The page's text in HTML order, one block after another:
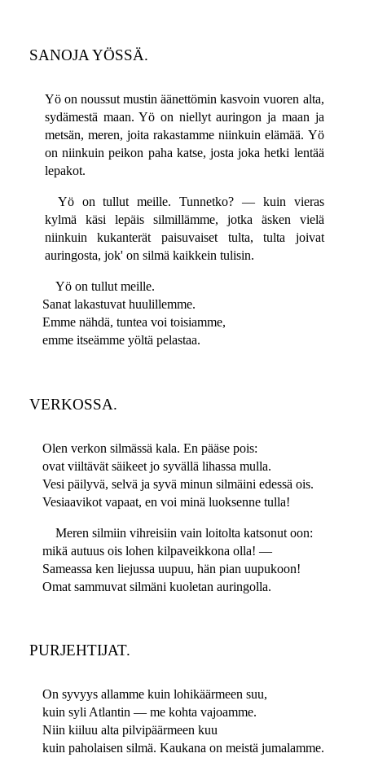
SANOJA YÖSSÄ.
Yö on noussut mustin äänettömin kasvoin vuoren alta,
sydämestä maan. Yö on niellyt auringon ja maan ja
metsän, meren, joita rakastamme niinkuin elämää. Yö
on niinkuin peikon paha katse, josta joka hetki lentää
lepakot.
Yö on tullut meille. Tunnetko? — kuin vieras
kylmä käsi lepäis silmillämme, jotka äsken vielä
niinkuin kukanterät paisuvaiset tulta, tulta joivat
auringosta, jok' on silmä kaikkein tulisin.
Yö on tullut meille.
Sanat lakastuvat huulillemme.
Emme nähdä, tuntea voi toisiamme,
emme itseämme yöltä pelastaa.
VERKOSSA.
Olen verkon silmässä kala. En pääse pois:
ovat viiltävät säikeet jo syvällä lihassa mulla.
Vesi päilyvä, selvä ja syvä minun silmäini edessä ois.
Vesiaavikot vapaat, en voi minä luoksenne tulla!
Meren silmiin vihreisiin vain loitolta katsonut oon:
mikä autuus ois lohen kilpaveikkona olla! —
Sameassa ken liejussa uupuu, hän pian uupukoon!
Omat sammuvat silmäni kuoletan auringolla.
PURJEHTIJAT.
On syvyys allamme kuin lohikäärmeen suu,
kuin syli Atlantin — me kohta vajoamme.
Niin kiiluu alta pilvipäärmeen kuu
kuin paholaisen silmä. Kaukana on meistä jumalamme.